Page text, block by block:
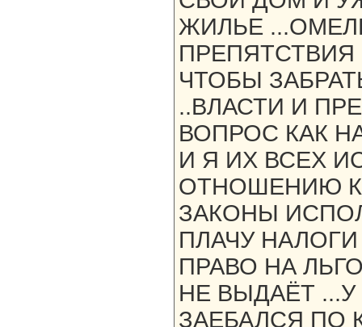
ЖИЛЬЕ
ЧТОБЫ
..ВЛАСТИ И
ВОПРОС КАК
И Я ИХ ВСЕХ
ОТНОШЕНИЮ
ЗАКОНЫ
ПЛАЧУ
ПРАВО НА
НЕ ВЫДАЁТ
ЗАЕБАЛСЯ ПО